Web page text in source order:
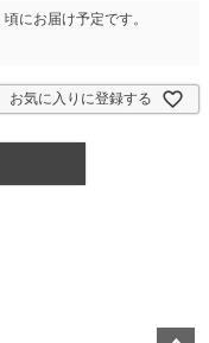
頃にお届け予定です。
お気に入りに登録する